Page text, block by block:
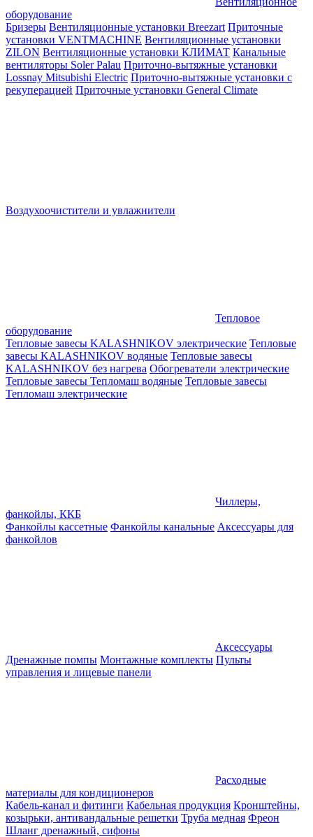
оборудование
Бризеры Вентиляционные установки Breezart Приточные
установки VENTMACHINE Вентиляционные установки
ZILON Вентиляционные установки КЛИМАТ Канальные
вентиляторы Soler Palau Приточно-вытяжные установки
Lossnay Mitsubishi Electric Приточно-вытяжные установки с
рекуперацией Приточные установки General Climate
Воздухоочистители и увлажнители
Тепловое
оборудование
Тепловые завесы KALASHNIKOV электрические Тепловые
завесы KALASHNIKOV водяные Тепловые завесы
KALASHNIKOV без нагрева Обогреватели электрические
Тепловые завесы Тепломаш водяные Тепловые завесы
Тепломаш электрические
Чиллеры,
фанкойлы, ККБ
Фанкойлы кассетные Фанкойлы канальные Аксессуары для
фанкойлов
Аксессуары
Дренажные помпы Монтажные комплекты Пульты
управления и лицевые панели
Расходные
материалы для кондиционеров
Кабель-канал и фитинги Кабельная продукция Кронштейны,
козырьки, антивандальные решетки Труба медная Фреон
Шланг дренажный, сифоны